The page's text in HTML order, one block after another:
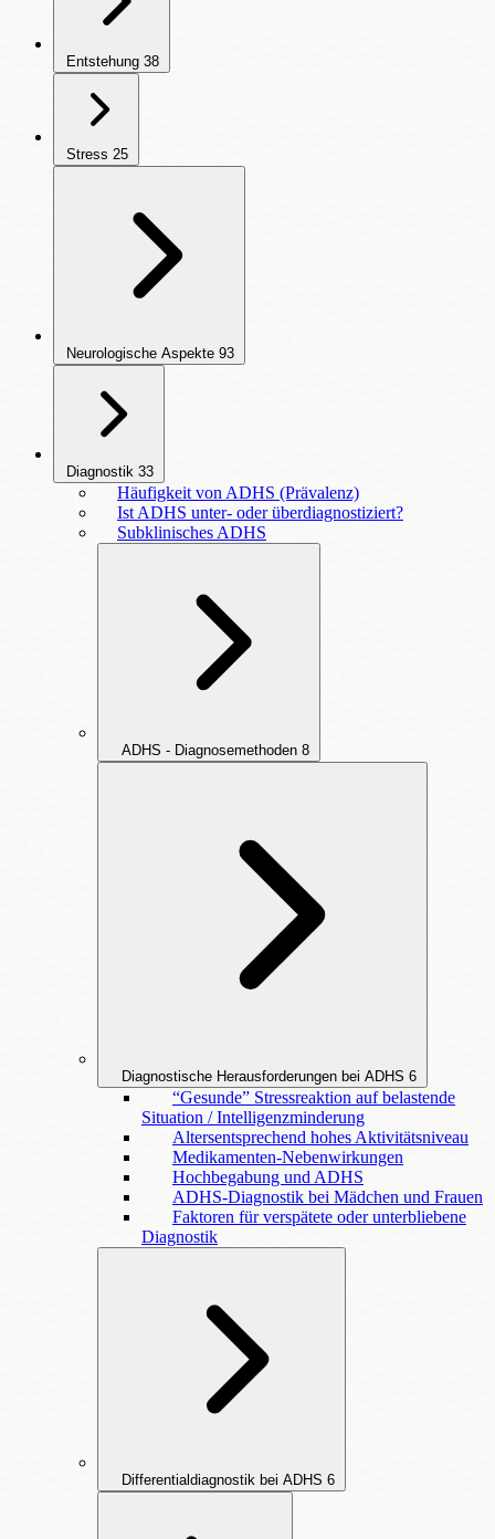
Entstehung 38
Stress 25
Neurologische Aspekte 93
Diagnostik 33
Häufigkeit von ADHS (Prävalenz)
Ist ADHS unter- oder überdiagnostiziert?
Subklinisches ADHS
ADHS - Diagnosemethoden 8
Diagnostische Herausforderungen bei ADHS 6
“Gesunde” Stressreaktion auf belastende
Situation / Intelligenzminderung
Altersentsprechend hohes Aktivitätsniveau
Medikamenten-Nebenwirkungen
Hochbegabung und ADHS
ADHS-Diagnostik bei Mädchen und Frauen
Faktoren für verspätete oder unterbliebene
Diagnostik
Differentialdiagnostik bei ADHS 6